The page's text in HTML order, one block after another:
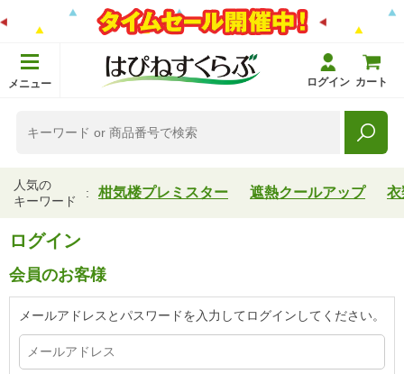
メニュー ログイン カート
人気の
キーワード
柑気楼プレミスター 遮熱クールアップ 衣
ログイン
会員のお客様
メールアドレスとパスワードを入力してログインしてください。